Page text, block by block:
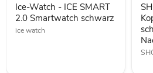
Smartwatch
schwarz
Ice-Watch - ICE SMART
2.0 Smartwatch schwarz
ice watch